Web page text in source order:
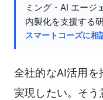
ミング・AI エージ
内製化を支援する
スマートコーズに相
全社的なAI活用を
実現したい。そう